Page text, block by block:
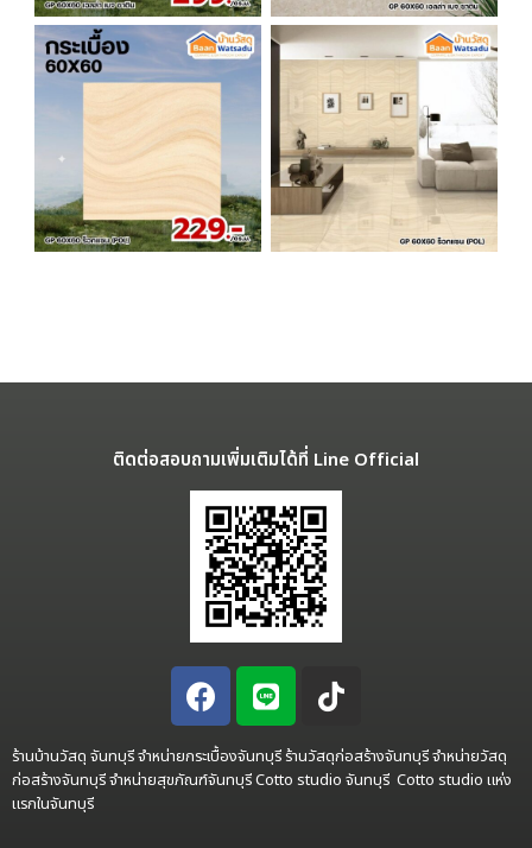
ติดต่อสอบถามเพิ่มเติมได้ที่ Line Official
ร้านบ้านวัสดุ จันทบุรี จำหน่ายกระเบื้องจันทบุรี ร้านวัสดุก่อสร้างจันทบุรี จำหน่ายวัสดุ
ก่อสร้างจันทบุรี จำหน่ายสุขภัณฑ์จันทบุรี Cotto studio จันทบุรี Cotto studio แห่ง
แรกในจันทบุรี